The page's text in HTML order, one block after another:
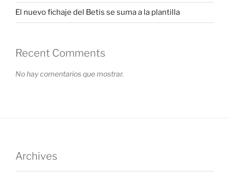
El nuevo fichaje del Betis se suma a la plantilla
Recent Comments
No hay comentarios que mostrar.
Archives